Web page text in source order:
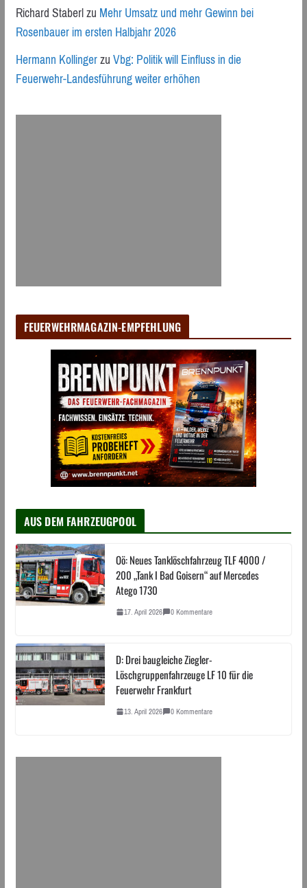
Richard StaberlzuMehr Umsatz und mehr Gewinn bei
Rosenbauer im ersten Halbjahr 2026
Hermann KollingerzuVbg: Politik will Einfluss in die
Feuerwehr-Landesführung weiter erhöhen
FEUERWEHRMAGAZIN-EMPFEHLUNG
AUS DEM FAHRZEUGPOOL
Oö: Neues Tanklöschfahrzeug TLF 4000 /
200 „Tank I Bad Goisern“ auf Mercedes
Atego 1730
17. April 2026 0 Kommentare
D: Drei baugleiche Ziegler-
Löschgruppenfahrzeuge LF 10 für die
Feuerwehr Frankfurt
13. April 2026 0 Kommentare